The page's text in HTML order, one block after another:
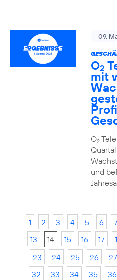
09.
O2
mit
O2
und
1 2 3 4 5 6
13
14 15 16 17
23
24 25 26 27
32
33 34 35 36